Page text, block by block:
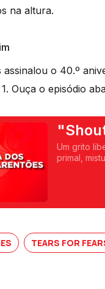
na altura.
o 40.º
Ouça o episódio
Um grito
primal, mistura emoção crua e produção impecável. Uma forma de protesto e
TEARS FOR